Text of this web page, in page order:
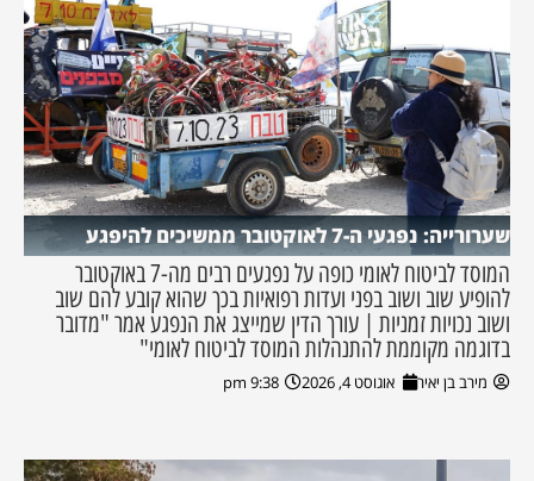
שערורייה: נפגעי ה-7 לאוקטובר ממשיכים להיפגע
המוסד לביטוח לאומי כופה על נפגעים רבים מה-7 באוקטובר
להופיע שוב ושוב בפני ועדות רפואיות בכך שהוא קובע להם שוב
ושוב נכויות זמניות | עורך הדין שמייצג את הנפגע אמר "מדובר
בדוגמה מקוממת להתנהלות המוסד לביטוח לאומי"
מירב בן יאיר אוגוסט 4, 2026 9:38 pm